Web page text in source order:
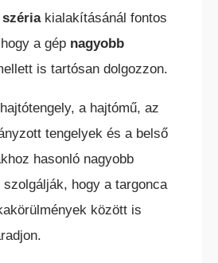
szériakialakításánál fontos
a gép nagyobb
is tartósan dolgozzon.
a hajtómű, az
tengelyek és a belső
hasonló nagyobb
hogy a targonca
között is